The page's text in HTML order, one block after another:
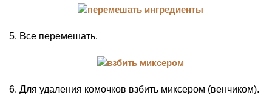
5. Все перемешать.
6. Для удаления комочков взбить миксером (венчиком).